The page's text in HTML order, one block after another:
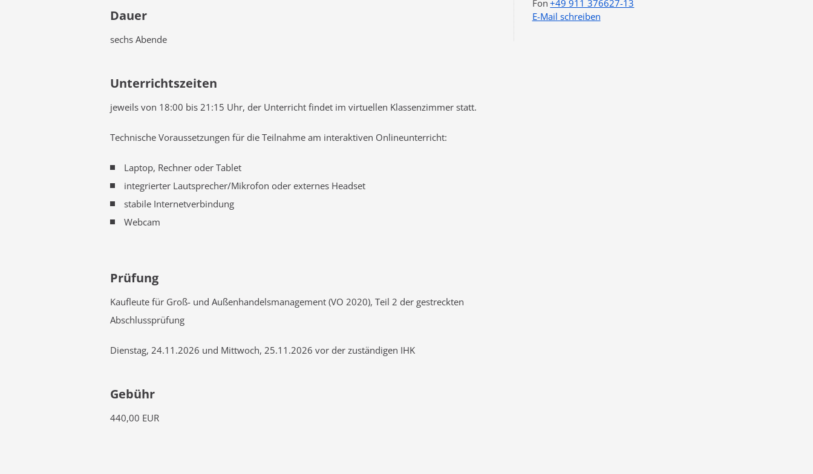
Dauer
sechs Abende
Unterrichtszeiten
jeweils von 18:00 bis 21:15 Uhr, der Unterricht findet im virtuellen Klassenzimmer statt.
Technische Voraussetzungen für die Teilnahme am interaktiven Onlineunterricht:
Laptop, Rechner oder Tablet
integrierter Lautsprecher/Mikrofon oder externes Headset
stabile Internetverbindung
Webcam
Prüfung
Kaufleute für Groß- und Außenhandelsmanagement (VO 2020), Teil 2 der gestreckten
Abschlussprüfung
Dienstag, 24.11.2026 und Mittwoch, 25.11.2026 vor der zuständigen IHK
Gebühr
440,00 EUR
+49 911 376627-13
E-Mail schreiben